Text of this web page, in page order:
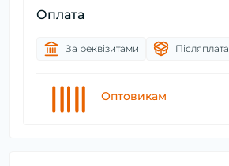
Оплата
За реквізитами Післяплата
Оптовикам